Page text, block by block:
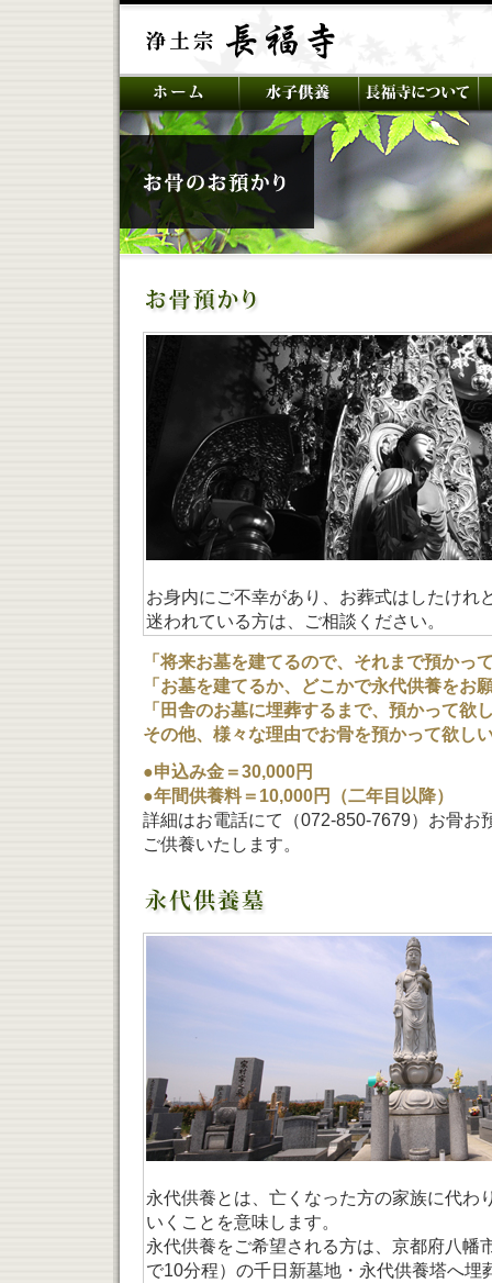
お身内にご不幸があり、お葬式はしたけれ
迷われている方は、ご相談ください。
「将来お墓を建てるので、それまで預かっ
「お墓を建てるか、どこかで永代供養をお
「田舎のお墓に埋葬するまで、預かって欲
その他、様々な理由でお骨を預かって欲し
●申込み金＝30,000円
●年間供養料＝10,000円（二年目以降）
詳細はお電話にて（072-850-7679）お骨お
ご供養いたします。
永代供養とは、亡くなった方の家族に代わ
いくことを意味します。
永代供養をご希望される方は、京都府八幡
で10分程）の千日新墓地・永代供養塔へ埋